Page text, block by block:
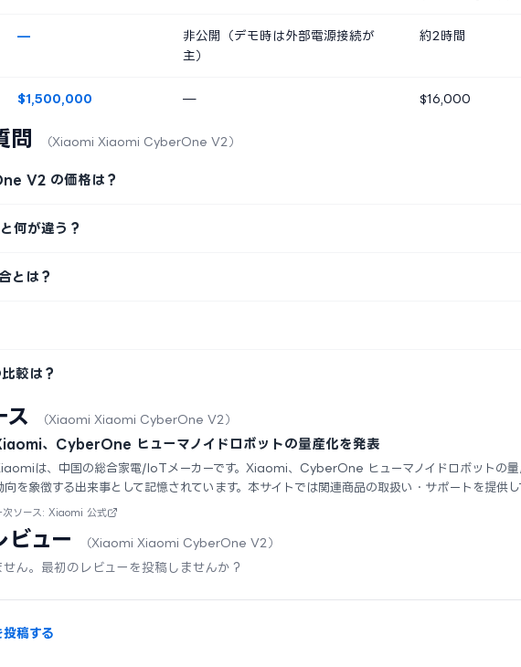
—
非公開（デモ時は外部電源接続が
主）
約2時間
$1,500,000 — $16,000
問 （Xiaomi Xiaomi CyberOne V2）
V2 の価格は？
何が違う？
とは？
較は？
ス （Xiaomi Xiaomi CyberOne V2）
、CyberOne ヒューマノイドロボットの量産化を発表
は、中国の総合家電/IoTメーカーです。Xiaomi、CyberOne ヒューマノイドロボットの量
向を象徴する出来事として記憶されています。本サイトでは関連商品の取扱い・サポートを提供し
次ソース: Xiaomi 公式
ビュー （Xiaomi Xiaomi CyberOne V2）
ん。最初のレビューを投稿しませんか？
投稿する